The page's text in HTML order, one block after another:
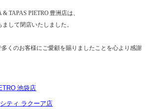
TAPAS PIETRO 豊洲店は、
して閉店いたしました。
くのお客様にご愛顧を賜りましたことを心より感謝
池袋店
ティ ラクーア店